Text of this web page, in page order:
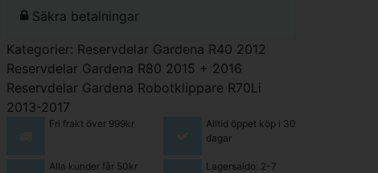
Säkra betalningar
Kategorier: Reservdelar Gardena R40 2012
Reservdelar Gardena R80 2015 + 2016
Reservdelar Gardena Robotklippare R70Li
2013-2017
Fri frakt över 999kr
Alltid öppet köp i 30
dagar
Alla kunder får 50kr
Lagersaldo: 2-7